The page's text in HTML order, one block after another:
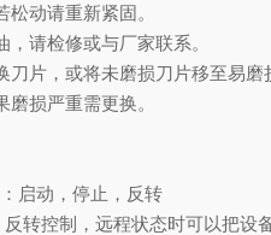
动请重新紧固。
请检修或与厂家联系。
片，或将未磨损刀片移至易磨
损严重需更换。
启动，停止，反转
转控制，远程状态时可以把